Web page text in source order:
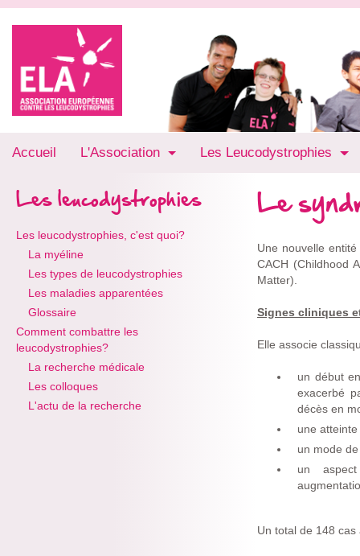
Accueil L'Association Les Leucodystrophies
Les leucodystrophies
Les leucodystrophies, c'est quoi?
La myéline
Les types de leucodystrophies
Les maladies apparentées
Glossaire
Comment combattre les
leucodystrophies?
La recherche médicale
Les colloques
L'actu de la recherche
Le
Une nouvelle
CACH (Childhood
Matter).
Signes cliniques
Elle associe
un début
exacerbé
décès en
une
un mode
un aspect
Un total de 148